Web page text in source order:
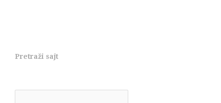
Pretraži sajt